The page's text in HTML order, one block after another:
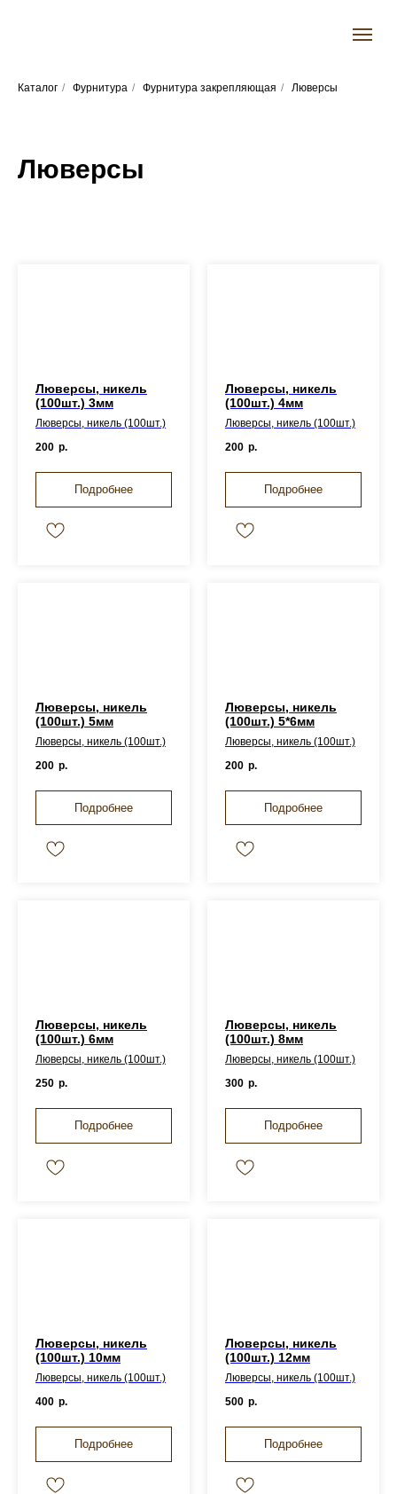
Каталог / Фурнитура / Фурнитура закрепляющая / Люверсы
Люверсы
Люверсы, никель
(100шт.) 3мм
Люверсы, никель (100шт.)
200 р.
Подробнее
Люверсы, никель
(100шт.) 4мм
Люверсы, никель (100шт.)
200 р.
Подробнее
Люверсы, никель
(100шт.) 5мм
Люверсы, никель (100шт.)
200 р.
Подробнее
Люверсы, никель
(100шт.) 5*6мм
Люверсы, никель (100шт.)
200 р.
Подробнее
Люверсы, никель
(100шт.) 6мм
Люверсы, никель (100шт.)
250 р.
Подробнее
Люверсы, никель
(100шт.) 8мм
Люверсы, никель (100шт.)
300 р.
Подробнее
Люверсы, никель
(100шт.) 10мм
Люверсы, никель (100шт.)
400 р.
Подробнее
Люверсы, никель
(100шт.) 12мм
Люверсы, никель (100шт.)
500 р.
Подробнее